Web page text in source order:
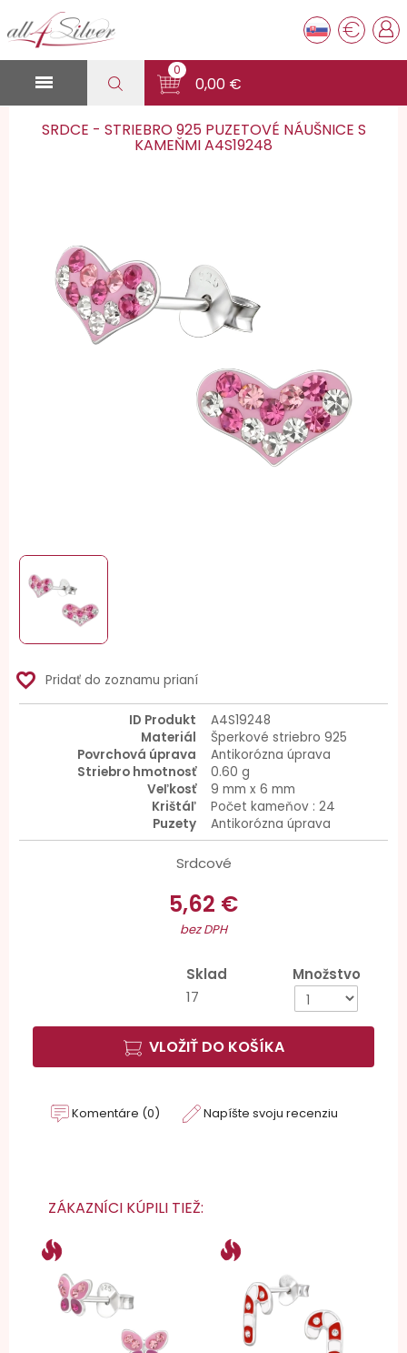
€

0
0,00 €
SRDCE - STRIEBRO 925 PUZETOVÉ NÁUŠNICE S
KAMEŇMI A4S19248
favorite_border Pridať do zoznamu prianí
ID Produkt
A4S19248
Materiál
Šperkové striebro 925
Povrchová úprava
Antikorózna úprava
Striebro hmotnosť
0.60 g
Veľkosť
9 mm x 6 mm
Krištáľ
Počet kameňov : 24
Puzety
Antikorózna úprava
Srdcové
5,62 €
bez DPH
Sklad
17
Množstvo
VLOŽIŤ DO KOŠÍKA
Komentáre (0) Napíšte svoju recenziu
ZÁKAZNÍCI KÚPILI TIEŽ: